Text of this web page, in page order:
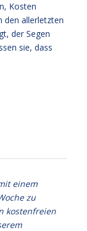
Kosten
den allerletzten
der Segen
sie, dass
einem
zu
kostenfreien